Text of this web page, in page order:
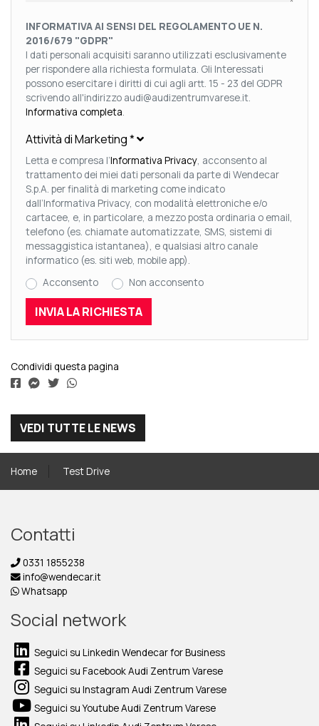
INFORMATIVA AI SENSI DEL REGOLAMENTO UE N.
2016/679 "GDPR"
I dati personali acquisiti saranno utilizzati esclusivamente
per rispondere alla richiesta formulata. Gli Interessati
possono esercitare i diritti di cui agli artt. 15 - 23 del GDPR
scrivendo all'indirizzo audi@audizentrumvarese.it.
Informativa completa.
Attività di Marketing*
Letta e compresa l’Informativa Privacy, acconsento al
trattamento dei miei dati personali da parte di Wendecar
S.p.A. per finalità di marketing come indicato
dall’Informativa Privacy, con modalità elettroniche e/o
cartacee, e, in particolare, a mezzo posta ordinaria o email,
telefono (es. chiamate automatizzate, SMS, sistemi di
messaggistica istantanea), e qualsiasi altro canale
informatico (es. siti web, mobile app).
Acconsento
Non acconsento
Condividi questa pagina
VEDI TUTTE LE NEWS
Home Test Drive
Contatti
0331 1855238
info@wendecar.it
Whatsapp
Social network
Seguici su Linkedin Wendecar for Business
Seguici su Facebook Audi Zentrum Varese
Seguici su Instagram Audi Zentrum Varese
Seguici su Youtube Audi Zentrum Varese